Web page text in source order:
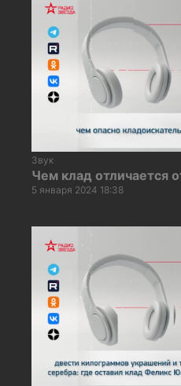
Звук
Чем клад отличается
5 января 2024 18:38